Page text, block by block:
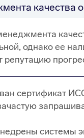
качества
однако ее
сертификат
системы